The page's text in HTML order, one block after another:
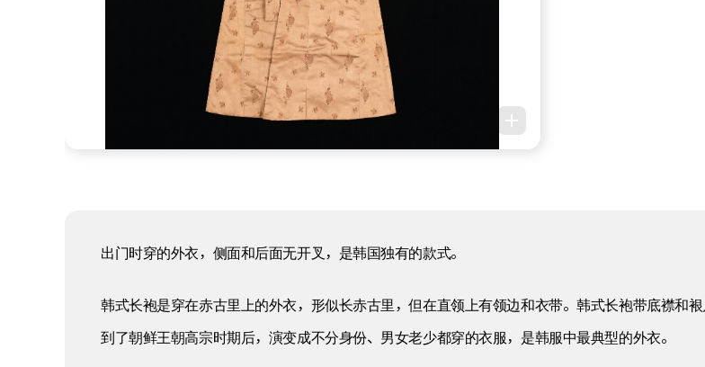
出门时穿的外衣，侧面和后面无开叉，是韩国独有的款式。
韩式长袍是穿在赤古里上的外衣，形似长赤古里，但在直领上有领边和衣带。韩式长袍带底襟和
到了朝鲜王朝高宗时期后，演变成不分身份、男女老少都穿的衣服，是韩服中最典型的外衣。